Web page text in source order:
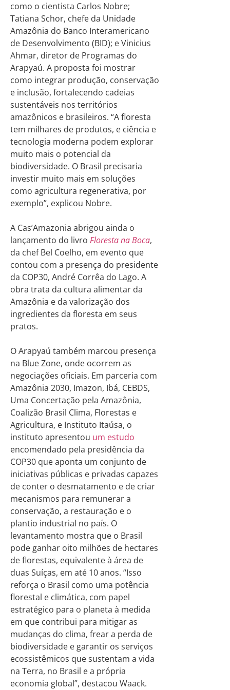
como o cientista Carlos Nobre;
Tatiana Schor, chefe da Unidade
Amazônia do Banco Interamericano
de Desenvolvimento (BID); e Vinicius
Ahmar, diretor de Programas do
Arapyaú. A proposta foi mostrar
como integrar produção, conservação
e inclusão, fortalecendo cadeias
sustentáveis nos territórios
amazônicos e brasileiros. “A floresta
tem milhares de produtos, e ciência e
tecnologia moderna podem explorar
muito mais o potencial da
biodiversidade. O Brasil precisaria
investir muito mais em soluções
como agricultura regenerativa, por
exemplo”, explicou Nobre.
A Cas’Amazonia abrigou ainda o
lançamento do livro Floresta na Boca,
da chef Bel Coelho, em evento que
contou com a presença do presidente
da COP30, André Corrêa do Lago. A
obra trata da cultura alimentar da
Amazônia e da valorização dos
ingredientes da floresta em seus
pratos.
O Arapyaú também marcou presença
na Blue Zone, onde ocorrem as
negociações oficiais. Em parceria com
Amazônia 2030, Imazon, Ibá, CEBDS,
Uma Concertação pela Amazônia,
Coalizão Brasil Clima, Florestas e
Agricultura, e Instituto Itaúsa, o
instituto apresentou um estudo
encomendado pela presidência da
COP30 que aponta um conjunto de
iniciativas públicas e privadas capazes
de conter o desmatamento e de criar
mecanismos para remunerar a
conservação, a restauração e o
plantio industrial no país. O
levantamento mostra que o Brasil
pode ganhar oito milhões de hectares
de florestas, equivalente à área de
duas Suíças, em até 10 anos. “Isso
reforça o Brasil como uma potência
florestal e climática, com papel
estratégico para o planeta à medida
em que contribui para mitigar as
mudanças do clima, frear a perda de
biodiversidade e garantir os serviços
ecossistêmicos que sustentam a vida
na Terra, no Brasil e a própria
economia global”, destacou Waack.